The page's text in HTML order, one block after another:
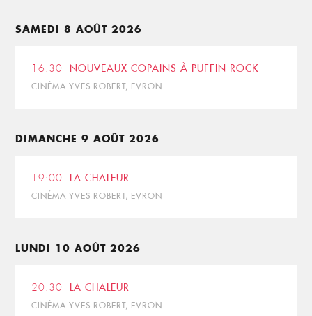
SAMEDI 8 AOÛT 2026
16:30 NOUVEAUX COPAINS À PUFFIN ROCK
CINÉMA YVES ROBERT, EVRON
DIMANCHE 9 AOÛT 2026
19:00 LA CHALEUR
CINÉMA YVES ROBERT, EVRON
LUNDI 10 AOÛT 2026
20:30 LA CHALEUR
CINÉMA YVES ROBERT, EVRON